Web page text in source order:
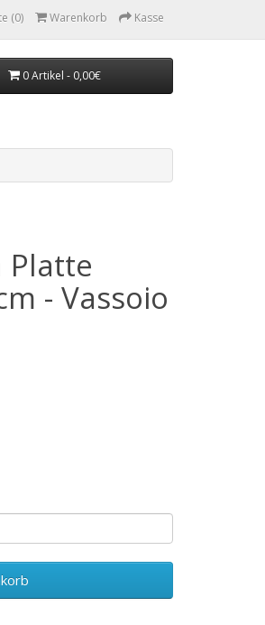
(0) Warenkorb Kasse
0 Artikel - 0,00€
Platte
- Vassoio